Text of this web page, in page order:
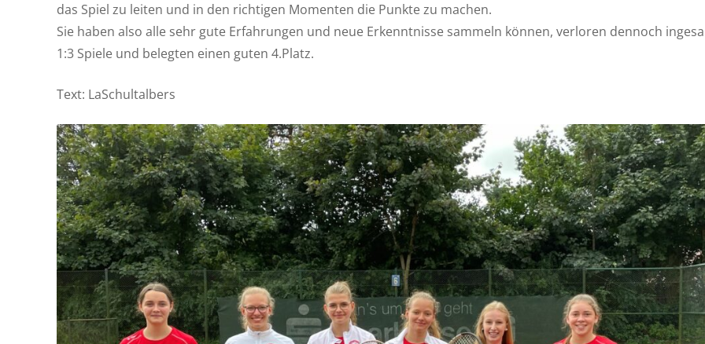
das Spiel zu leiten und in den richtigen Momenten die Punkte zu machen.
Sie haben also alle sehr gute Erfahrungen und neue Erkenntnisse sammeln können, verloren dennoch
1:3 Spiele und belegten einen guten 4.Platz.
Text: LaSchultalbers